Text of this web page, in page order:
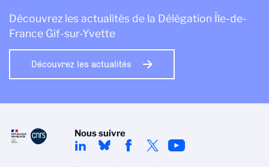
Découvrez les actualités de la Délégation Île-de-
France Gif-sur-Yvette
Découvrez les actualités
Nous suivre